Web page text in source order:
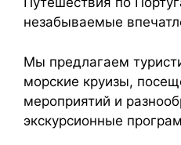
незабываемые
Мы предлагаем
морские круизы,
мероприятий и
экскурсионные